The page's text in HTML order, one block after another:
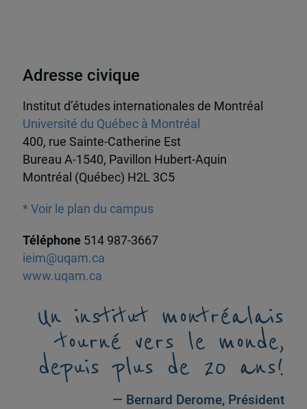
Adresse civique
Institut d’études internationales de Montréal
Université du Québec à Montréal
400, rue Sainte-Catherine Est
Bureau A-1540, Pavillon Hubert-Aquin
Montréal (Québec) H2L 3C5
* Voir le plan du campus
Téléphone 514 987-3667
ieim@uqam.ca
www.uqam.ca
Un institut montréalais
tourné vers le monde,
depuis plus de 20 ans!
— Bernard Derome, Président